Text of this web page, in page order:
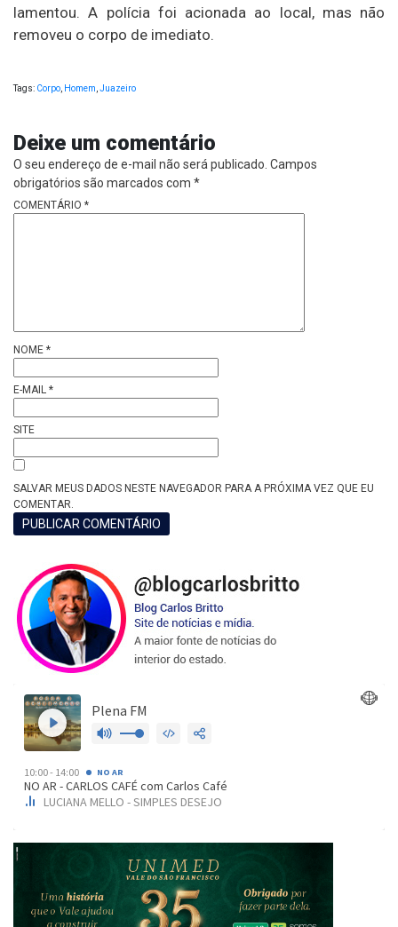
lamentou. A polícia foi acionada ao local, mas não
removeu o corpo de imediato.
Tags: Corpo Homem Juazeiro
Deixe um comentário
O seu endereço de e-mail não será publicado. Campos
obrigatórios são marcados com *
COMENTÁRIO *
NOME *
E-MAIL *
SITE
SALVAR MEUS DADOS NESTE NAVEGADOR PARA A PRÓXIMA VEZ QUE EU
COMENTAR.